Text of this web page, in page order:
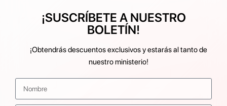
¡SUSCRÍBETE A NUESTRO
BOLETÍN!
¡Obtendrás descuentos exclusivos y estarás al tanto de
nuestro ministerio!